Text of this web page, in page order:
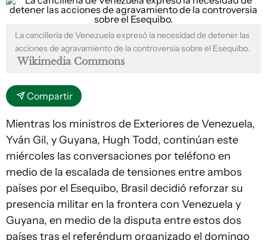
La cancillería de Venezuela expresó la necesidad de detener las
acciones de agravamiento de la controversia sobre el Esequibo.
Wikimedia Commons
Compartir
Mientras los ministros de Exteriores de Venezuela,
Yván Gil, y Guyana, Hugh Todd, continúan este
miércoles las conversaciones por teléfono en
medio de la escalada de tensiones entre ambos
países por el Esequibo, Brasil decidió reforzar su
presencia militar en la frontera con Venezuela y
Guyana, en medio de la disputa entre estos dos
países tras el referéndum organizado el domingo